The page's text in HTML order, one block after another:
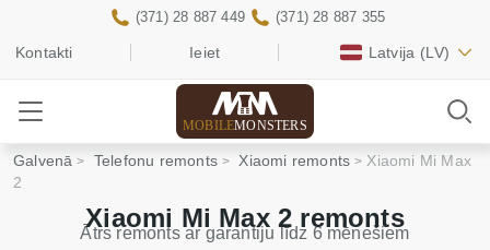
Kontakti Ieiet Latvija (LV)
(371) 28 887 449 (371) 28 887 355
MOBILEMONSTERS
Galvenā Telefonu remonts Xiaomi remonts
Xiaomi Mi Max
2
Xiaomi Mi Max 2 remonts
Ātrs remonts ar garantiju līdz 6 mēnešiem